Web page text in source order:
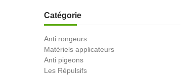
Catégorie
Anti rongeurs
Matériels applicateurs
Anti pigeons
Les Répulsifs